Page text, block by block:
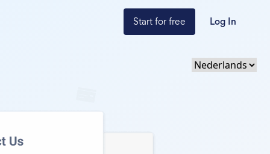
Start for free Log In